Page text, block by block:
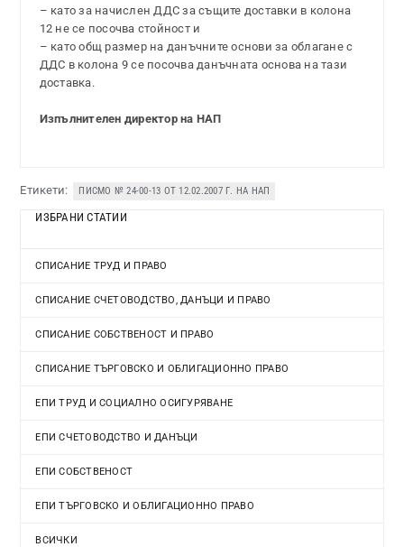
– като за начислен ДДС за същите доставки в колона
12 не се посочва стойност и
– като общ размер на данъчните основи за облагане с
ДДС в колона 9 се посочва данъчната основа на тази
доставка.
Изпълнителен директор на НАП
Етикети: ПИСМО № 24-00-13 ОТ 12.02.2007 Г. НА НАП
ИЗБРАНИ СТАТИИ
СПИСАНИЕ ТРУД И ПРАВО
СПИСАНИЕ СЧЕТОВОДСТВО, ДАНЪЦИ И ПРАВО
СПИСАНИЕ СОБСТВЕНОСТ И ПРАВО
СПИСАНИЕ ТЪРГОВСКО И ОБЛИГАЦИОННО ПРАВО
ЕПИ ТРУД И СОЦИАЛНО ОСИГУРЯВАНЕ
ЕПИ СЧЕТОВОДСТВО И ДАНЪЦИ
ЕПИ СОБСТВЕНОСТ
ЕПИ ТЪРГОВСКО И ОБЛИГАЦИОННО ПРАВО
ВСИЧКИ